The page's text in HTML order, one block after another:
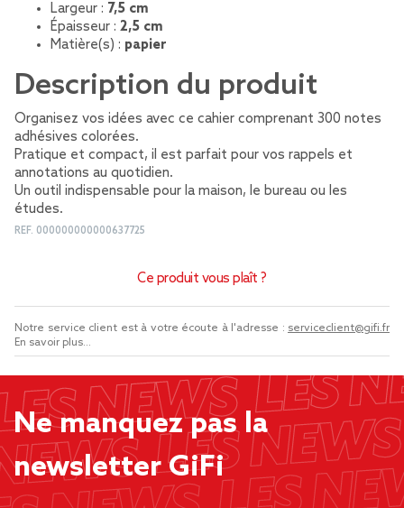
Largeur : 7,5 cm
Épaisseur : 2,5 cm
Matière(s) : papier
Description du produit
Organisez vos idées avec ce cahier comprenant 300 notes
adhésives colorées.
Pratique et compact, il est parfait pour vos rappels et
annotations au quotidien.
Un outil indispensable pour la maison, le bureau ou les
études.
REF. 000000000000637725
Ce produit vous plaît ?
Notre service client est à votre écoute à l'adresse : serviceclient@gifi.fr
En savoir plus...
Ne manquez pas la
newsletter GiFi